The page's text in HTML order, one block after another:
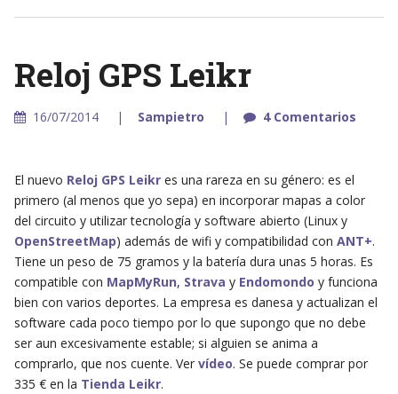
Reloj GPS Leikr
16/07/2014 Sampietro 4 Comentarios
El nuevo Reloj GPS Leikres una rareza en su género: es el
primero (al menos que yo sepa) en incorporar mapas a color
del circuito y utilizar tecnología y software abierto (Linux y
OpenStreetMap) además de wifi y compatibilidad con ANT+.
Tiene un peso de 75 gramos y la batería dura unas 5 horas. Es
compatible con MapMyRun, Strava y Endomondo y funciona
bien con varios deportes. La empresa es danesa y actualizan el
software cada poco tiempo por lo que supongo que no debe
ser aun excesivamente estable; si alguien se anima a
comprarlo, que nos cuente. Ver vídeo. Se puede comprar por
335 € en la Tienda Leikr.